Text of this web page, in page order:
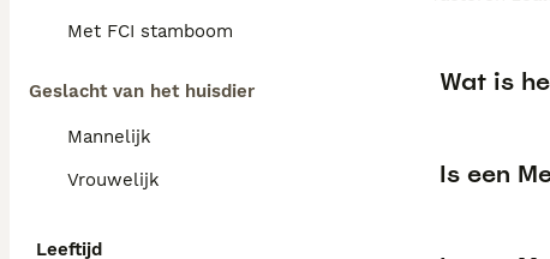
Met FCI stamboom
Geslacht van het huisdier
Mannelijk
Vrouwelijk
Leeftijd
Wat is
Is een